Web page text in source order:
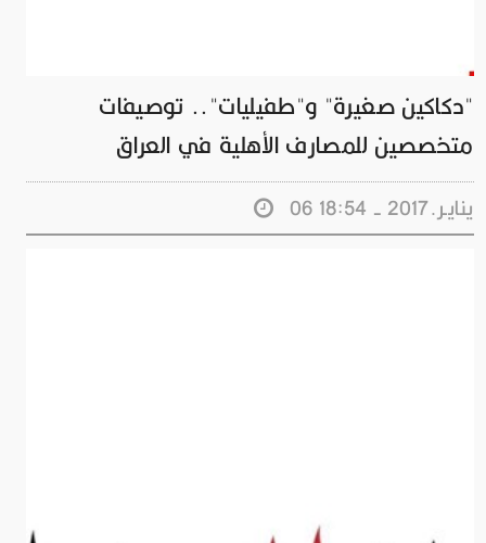
"دكاكين صغيرة" و"طفيليات".. توصيفات
متخصصين للمصارف الأهلية في العراق
06 ينايـر.2017 - 18:54